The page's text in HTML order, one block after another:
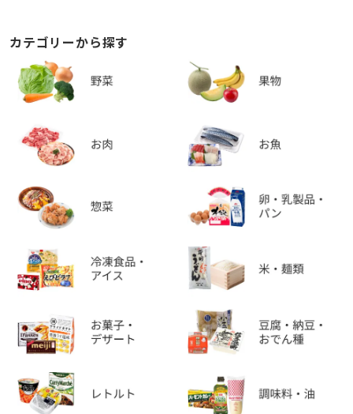
カテゴリーから探す